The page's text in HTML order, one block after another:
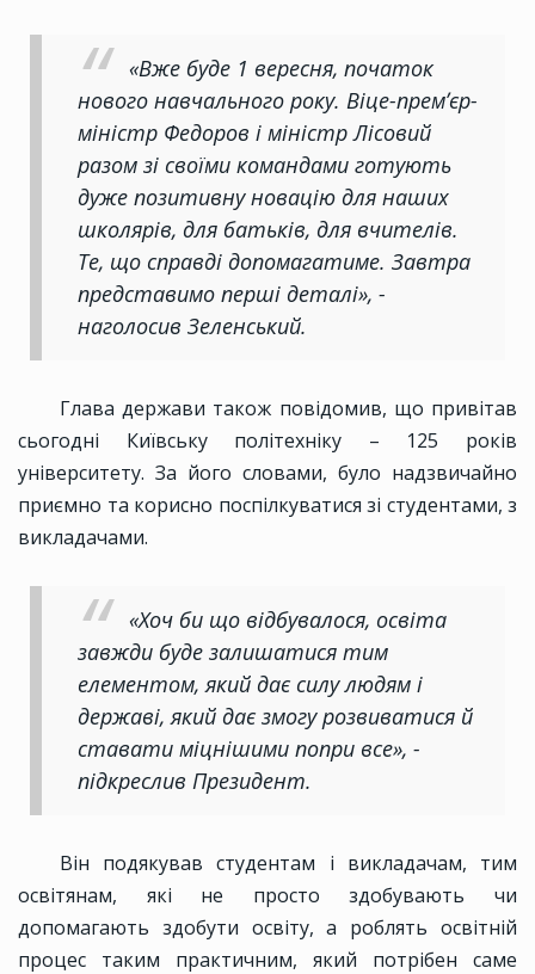
«Вже буде 1 вересня, початок
нового навчального року. Віце-премʼєр-
міністр Федоров і міністр Лісовий
разом зі своїми командами готують
дуже позитивну новацію для наших
школярів, для батьків, для вчителів.
Те, що справді допомагатиме. Завтра
представимо перші деталі», -
наголосив Зеленський.
Глава держави також повідомив, що привітав
сьогодні Київську політехніку – 125 років
університету. За його словами, було надзвичайно
приємно та корисно поспілкуватися зі студентами, з
викладачами.
«Хоч би що відбувалося, освіта
завжди буде залишатися тим
елементом, який дає силу людям і
державі, який дає змогу розвиватися й
ставати міцнішими попри все», -
підкреслив Президент.
Він подякував студентам і викладачам, тим
освітянам, які не просто здобувають чи
допомагають здобути освіту, а роблять освітній
процес таким практичним, який потрібен саме